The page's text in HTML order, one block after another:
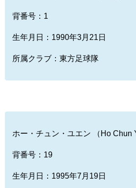
背番号：1
生年月日：1990年3月21日
所属クラブ：東方足球隊
ホー・チュン・ユエン （Ho Chun
背番号：19
生年月日：1995年7月19日